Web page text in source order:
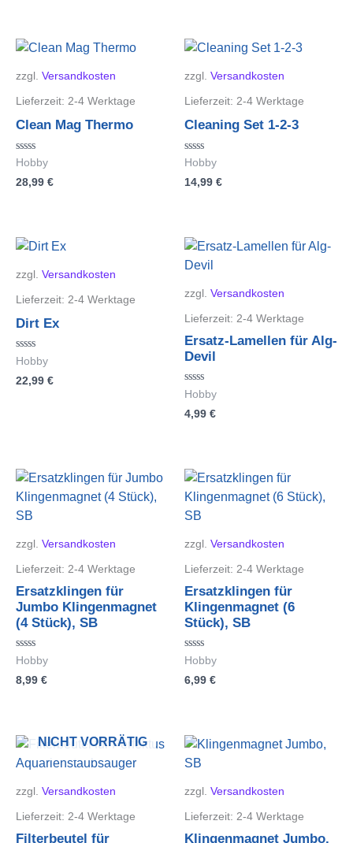
zzgl. Versandkosten
Lieferzeit: 2-4 Werktage
Clean Mag Thermo
Bewertet
0
Hobby
28,99 €
zzgl. Versandkosten
Lieferzeit: 2-4 Werktage
Cleaning Set 1-2-3
Bewertet
0
Hobby
14,99 €
zzgl. Versandkosten
Lieferzeit: 2-4 Werktage
Dirt Ex
Bewertet
0
Hobby
22,99 €
zzgl. Versandkosten
Lieferzeit: 2-4 Werktage
Ersatz-Lamellen für Alg-
Devil
Bewertet
0
Hobby
4,99 €
zzgl. Versandkosten
Lieferzeit: 2-4 Werktage
Ersatzklingen für
Jumbo Klingenmagnet
(4 Stück), SB
Bewertet
0
Hobby
8,99 €
zzgl. Versandkosten
Lieferzeit: 2-4 Werktage
Ersatzklingen für
Klingenmagnet (6
Stück), SB
Bewertet
0
Hobby
6,99 €
NICHT VORRÄTIG
zzgl. Versandkosten
Lieferzeit: 2-4 Werktage
Filterbeutel für
zzgl. Versandkosten
Lieferzeit: 2-4 Werktage
Klingenmagnet Jumbo,